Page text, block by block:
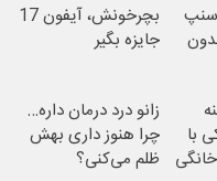
بدون
بچرخونش، آیفون 17
جایزه بگیر
با
زانو درد درمان داره…
چرا هنوز داری بهش
ظلم می‌کنی؟